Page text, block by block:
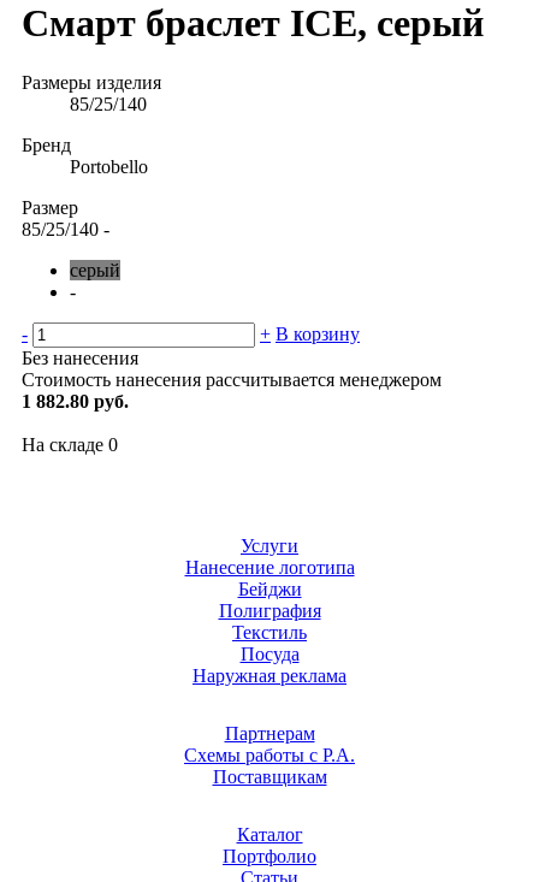
Смарт браслет ICE, серый
Размеры изделия
85/25/140
Бренд
Portobello
Размер
85/25/140 -
серый
-
- + В корзину
Без нанесения
Стоимость нанесения рассчитывается менеджером
1 882.80 руб.
На складе 0
Услуги
Нанесение логотипа
Бейджи
Полиграфия
Текстиль
Посуда
Наружная реклама
Партнерам
Схемы работы с Р.А.
Поставщикам
Каталог
Портфолио
Статьи